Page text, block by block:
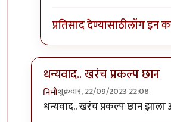
प्रतिसाद देण्यासाठीलॉग इन
धन्यवाद.. खरंच प्रकल्प छान
निमीशुक्रवार, 22/09/2023 22:08
In reply toएखादा फोटो पाहिजे
धन्यवाद.. खरंच प्रकल्प छान